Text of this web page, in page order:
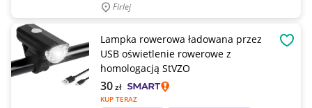
Firlej
Lampka rowerowa ładowana przez
USB oświetlenie rowerowe z
homologacją StVZO
KUP TERAZ
30zł